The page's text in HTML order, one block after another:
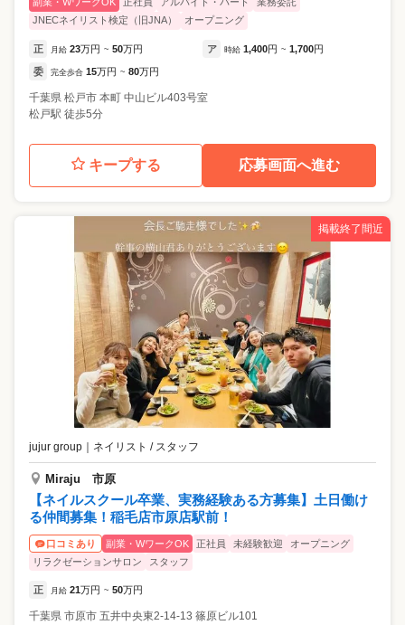
JNECネイリスト検定（旧JNA）
オープニング
正 月給 23万円 ~ 50万円 ア 時給 1,400円 ~ 1,700円
委 完全歩合 15万円 ~ 80万円
千葉県 松戸市 本町 中山ビル403号室
松戸駅 徒歩5分
キープする 応募画面へ進む
掲載終了間近
jujur group ネイリスト / スタッフ
Miraju 市原
【ネイルスクール卒業、実務経験ある方募集】土日働け
る仲間募集！稲毛店市原店駅前！
口コミあり 副業・WワークOK 正社員 未経験歓迎
オープニング
リラクゼーションサロン
スタッフ
正 月給 21万円 ~ 50万円
千葉県 市原市 五井中央東2-14-13 篠原ビル101